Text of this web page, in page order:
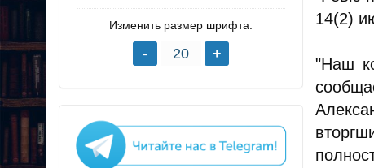
Изменить размер шрифта:
14(2)
"Наш